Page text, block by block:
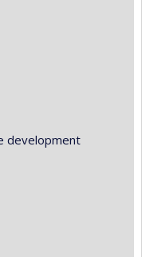
development